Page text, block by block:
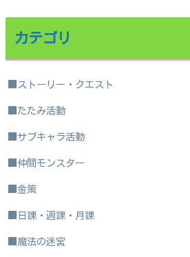
カテゴリ
■ストーリー・クエスト
■たたみ活動
■サブキャラ活動
■仲間モンスター
■金策
■日課・週課・月課
■魔法の迷宮